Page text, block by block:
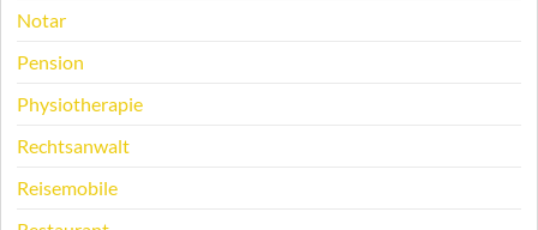
Notar
Pension
Physiotherapie
Rechtsanwalt
Reisemobile